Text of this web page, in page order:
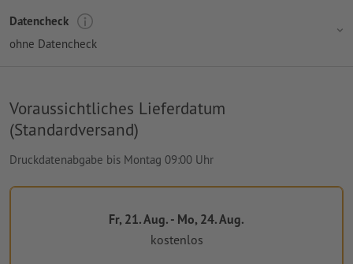
Datencheck
ohne Datencheck
Voraussichtliches Lieferdatum
(Standardversand)
Druckdatenabgabe bis Montag 09:00 Uhr
Fr, 21. Aug. - Mo, 24. Aug.
kostenlos